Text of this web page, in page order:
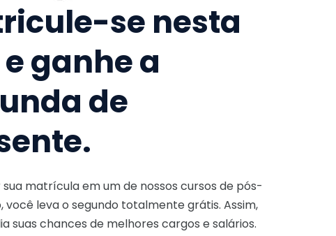
se nesta
ganhe a
de
sua matrícula em um de nossos cursos de pós-
você leva o segundo totalmente grátis. Assim,
suas chances de melhores cargos e salários.